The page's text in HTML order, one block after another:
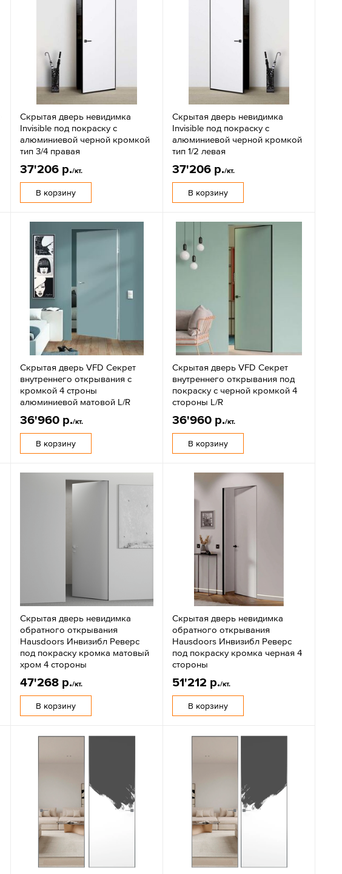
Скрытая дверь невидимка
Invisible под покраску с
алюминиевой черной кромкой
тип 3/4 правая
37'206 р./кт.
В корзину
Скрытая дверь невидимка
Invisible под покраску с
алюминиевой черной кромкой
тип 1/2 левая
37'206 р./кт.
В корзину
Скрытая дверь VFD Секрет
внутреннего открывания с
кромкой 4 строны
алюминиевой матовой L/R
36'960 р./кт.
В корзину
Скрытая дверь VFD Секрет
внутреннего открывания под
покраску с черной кромкой 4
стороны L/R
36'960 р./кт.
В корзину
Скрытая дверь невидимка
обратного открывания
Hausdoors Инвизибл Реверс
под покраску кромка матовый
хром 4 стороны
47'268 р./кт.
В корзину
Скрытая дверь невидимка
обратного открывания
Hausdoors Инвизибл Реверс
под покраску кромка черная 4
стороны
51'212 р./кт.
В корзину